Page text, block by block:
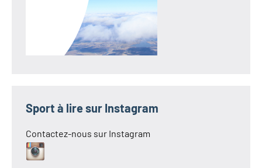
Sport à lire sur Instagram
Contactez-nous sur Instagram